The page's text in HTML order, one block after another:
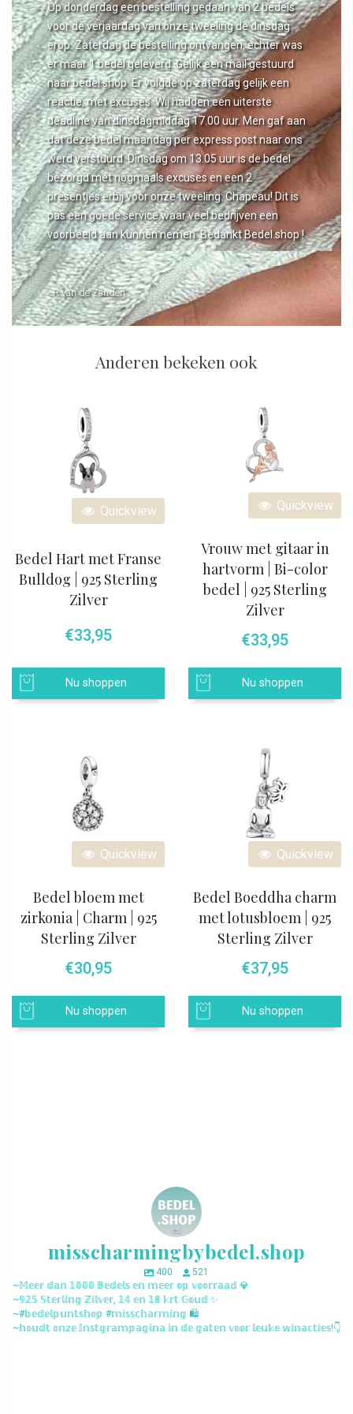
Op donderdag een bestelling gedaan van 2 bedels
voor de verjaardag van onze tweeling de dinsdag
erop. Zaterdag de bestelling ontvangen, echter was
er maar 1 bedel geleverd. Gelijk een mail gestuurd
naar bedel.shop. Er volgde op zaterdag gelijk een
reactie, met excuses. Wij hadden een uiterste
deadline van dinsdagmiddag 17.00 uur. Men gaf aan
dat deze bedel maandag per express post naar ons
werd verstuurd. Dinsdag om 13.05 uur is de bedel
bezorgd met nogmaals excuses en een 2
presentjes erbij voor onze tweeling. Chapeau! Dit is
pas een goede service waar veel bedrijven een
voorbeeld aan kunnen nemen. Bedankt Bedel.shop !
- R van de Zanden
Anderen bekeken ook
Quickview
Bedel Hart met Franse
Bulldog | 925 Sterling
Zilver
€33,95
Nu shoppen
Quickview
Vrouw met gitaar in
hartvorm | Bi-color
bedel | 925 Sterling
Zilver
€33,95
Nu shoppen
Quickview
Bedel bloem met
zirkonia | Charm | 925
Sterling Zilver
€30,95
Nu shoppen
Quickview
Bedel Boeddha charm
met lotusbloem | 925
Sterling Zilver
€37,95
Nu shoppen
misscharmingbybedel.shop
400
521
~𝕄𝕖𝕖𝕣 𝕕𝕒𝕟 𝟙𝟘𝟘𝟘 𝔹𝕖𝕕𝕖𝕝𝕤 𝕖𝕟 𝕞𝕖𝕖𝕣 𝕠𝕡 𝕧𝕠𝕠𝕣𝕣𝕒𝕒𝕕 💎
~𝟡𝟚𝟝 𝕊𝕥𝕖𝕣𝕝𝕚𝕟𝕘 ℤ𝕚𝕝𝕧𝕖𝕣, 𝟙𝟜 𝕖𝕟 𝟙𝟠 𝕜𝕣𝕥 𝔾𝕠𝕦𝕕 ✨
~#𝕓𝕖𝕕𝕖𝕝𝕡𝕦𝕟𝕥𝕤𝕙𝕠𝕡 #𝕞𝕚𝕤𝕤𝕔𝕙𝕒𝕣𝕞𝕚𝕟𝕘 🛍️
~𝕙𝕠𝕦𝕕𝕥 𝕠𝕟𝕫𝕖 𝕀𝕟𝕤𝕥𝕘𝕣𝕒𝕞𝕡𝕒𝕘𝕚𝕟𝕒 𝕚𝕟 𝕕𝕖 𝕘𝕒𝕥𝕖𝕟 𝕧𝕠𝕠𝕣 𝕝𝕖𝕦𝕜𝕖 𝕨𝕚𝕟𝕒𝕔𝕥𝕚𝕖𝕤!👇